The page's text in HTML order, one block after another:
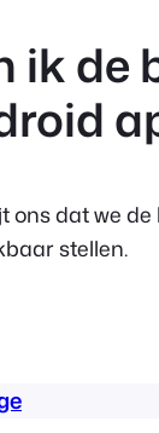
ik de
ons dat we
stellen.